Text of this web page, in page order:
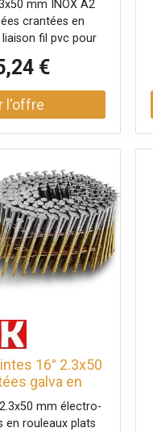
mm INOX A2
crantées en
fil pvc pour
€
16° 2.3x50
galva en
fil métal X
mm électro-
en rouleaux plats